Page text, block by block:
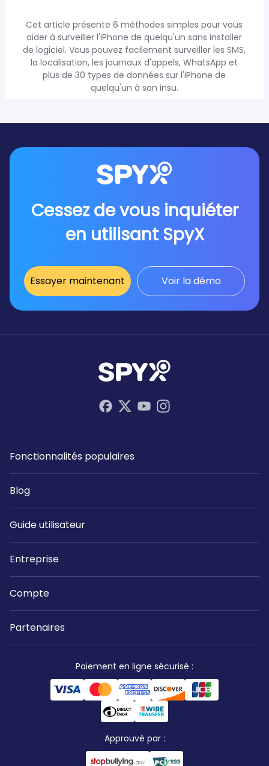
Cet article présente 6 méthodes simples pour vous
aider à surveiller l'iPhone de quelqu'un sans installer
de logiciel. Vous pouvez facilement surveiller les SMS,
la localisation, les journaux d'appels, WhatsApp et
plus de 30 types de données sur l'iPhone de
quelqu'un à son insu.
Cessez de vous inquiéter
en utilisant SpyX
Essayer maintenant Voir la démo
Fonctionnalités populaires
Blog
Guide utilisateur
Entreprise
Compte
Partenaires
Paiement en ligne sécurisé :
Approuvé par :